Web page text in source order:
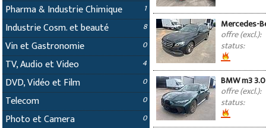
Pharma & Industrie Chimique 1
Industrie Cosm. et beauté 8
Vin et Gastronomie 0
TV, Audio et Video 4
DVD, Vidéo et Film 0
Telecom 0
Photo et Camera 0
Mercedes-
offre (excl.):
status:
BMW m3
offre (excl.):
status: